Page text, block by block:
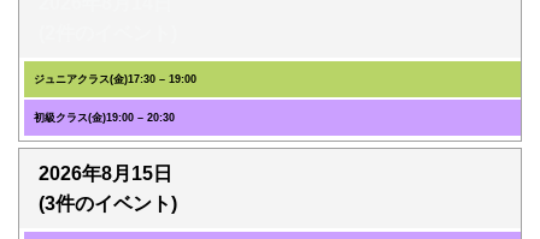
ジュニアクラス(金)17:30 – 19:00
初級クラス(金)19:00 – 20:30
2026年8月15日
(3件のイベント)